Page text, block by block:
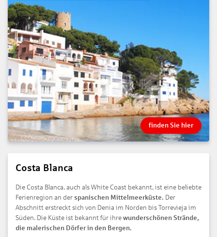
finden Sie hier
Costa Blanca
Die Costa Blanca, auch als White Coast bekannt, ist eine beliebte
Ferienregion an der spanischen Mittelmeerküste. Der
Abschnitt erstreckt sich von Denia im Norden bis Torrevieja im
Süden. Die Küste ist bekannt für ihre wunderschönen Strände,
die malerischen Dörfer in den Bergen.